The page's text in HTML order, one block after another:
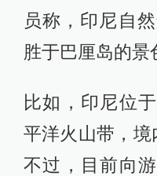
员称，印尼自
胜于巴厘岛的景
比如，印尼位
平洋火山带，境
不过，目前向